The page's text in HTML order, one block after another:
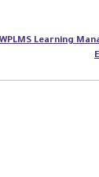
WPLMS Learning